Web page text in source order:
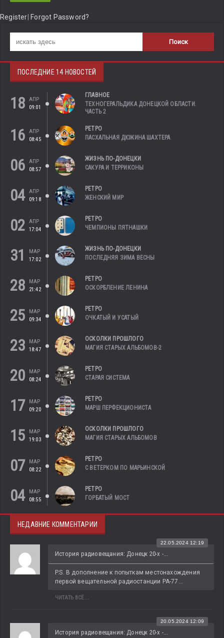
Register Forgot Password?
ПОСЛЕДНИЕ 14 НОВОСТЕЙ
18
АПР
09:01
ГЛАВНОЕ
ТЕХНОГЕРАЛЬДИКА ДОНЕЦКОЙ ОБЛАСТИ.
ЧАСТЬ 2
16
АПР
08:45
РЕТРО
ПАСХАЛЬНАЯ ДЮЖИНА ШАХТЕРА
06
АПР
08:57
ЖИЗНЬ ПО-ДОНЕЦКИ
САКУРА И ТЕРРИКОНЫ
04 АПР
09:18
РЕТРО
ЖЕНСКИЙ МИР
02
АПР
17:04
РЕТРО
ЧЕМПИОНЫ ПЯТНАШКИ
31
МАР
17:02
ЖИЗНЬ ПО-ДОНЕЦКИ
ПОСЛЕДНЯЯ ЗИМА ВЕСНЫ
28
МАР
21:42
РЕТРО
ОСКОРБЛЕНИЕ ЛЕНИНА
25
МАР
09:34
РЕТРО
ОЧКАТЫЙ И УСАТЫЙ
23
МАР
18:47
ОСКОЛКИ ПРОШЛОГО
МАГИЯ СТАРЫХ АЛЬБОМОВ-2
20
МАР
08:24
РЕТРО
СТАРАЯ СИСТЕМА
17
МАР
09:20
РЕТРО
МАРШ ПЕРФЕКЦИОНИСТА
15
МАР
19:03
ОСКОЛКИ ПРОШЛОГО
МАГИЯ СТАРЫХ АЛЬБОМОВ
07
МАР
08:22
РЕТРО
С ВЕТЕРКОМ ПО МАРЬИНСКОЙ
04
МАР
08:55
РЕТРО
ГОРБАТЫЙ МОСТ
НЕДАВНИЕ КОММЕНТАРИИ
История радиовещания: Донецк 20-х -...
22.05.2024 12:19
P.S. В дополнение к попыткам местонахождения
первой вещательной радиостанции РА-77...
ЧИТАТЬ ВСЁ...
История радиовещания: Донецк 20-х -...
20.05.2024 12:09